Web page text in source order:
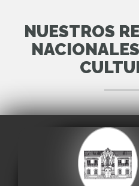
NUESTROS